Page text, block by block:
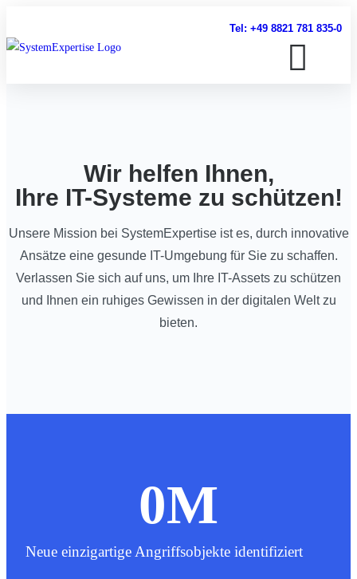
Tel: +49 8821 781 835-0
Wir helfen Ihnen,
Ihre IT-Systeme zu schützen!
Unsere Mission bei SystemExpertise ist es, durch innovative
Ansätze eine gesunde IT-Umgebung für Sie zu schaffen.
Verlassen Sie sich auf uns, um Ihre IT-Assets zu schützen
und Ihnen ein ruhiges Gewissen in der digitalen Welt zu
bieten.
Neue einzigartige Angriffsobjekte identifiziert
0M